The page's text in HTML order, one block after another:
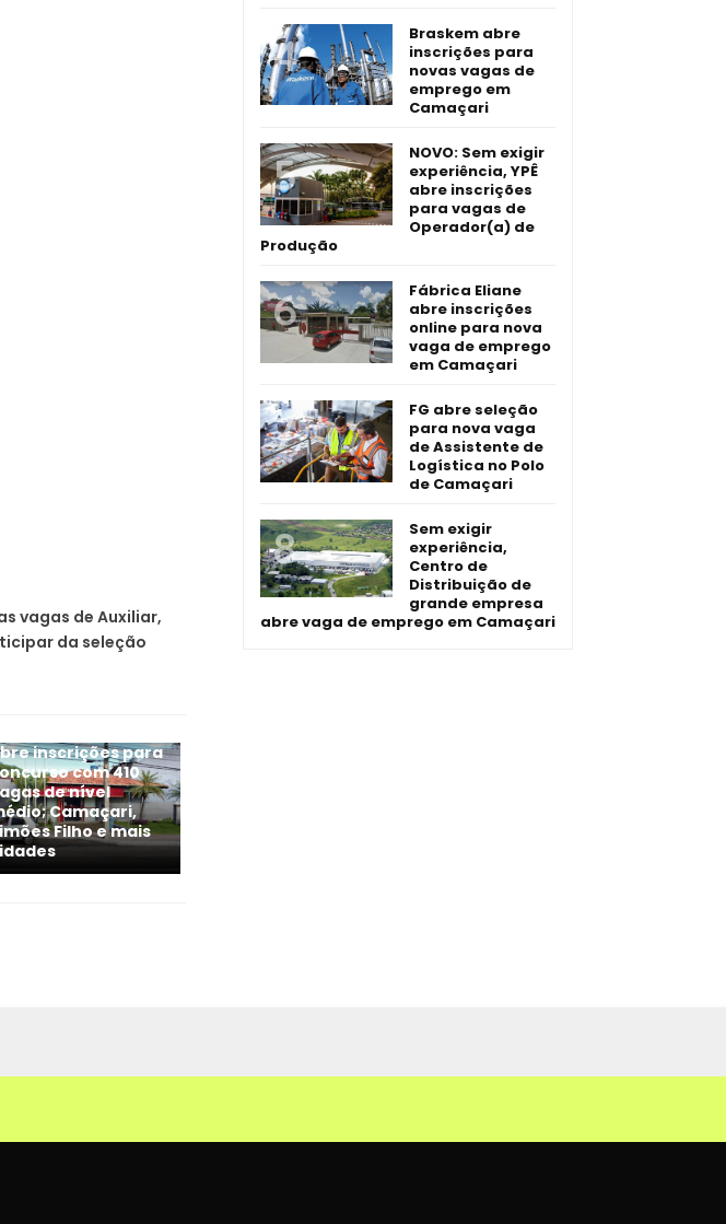
vagas de Auxiliar,
da seleção
inscrições para
com 410
de nível
Camaçari,
Filho e mais
Braskem abre
inscrições para
novas vagas de
emprego em
Camaçari
NOVO: Sem exigir
experiência, YPÊ
abre inscrições
para vagas de
Operador(a) de
Produção
Fábrica Eliane
abre inscrições
online para nova
vaga de emprego
em Camaçari
FG abre seleção
para nova vaga
de Assistente de
Logística no Polo
de Camaçari
Sem exigir
experiência,
Centro de
Distribuição de
grande empresa
abre vaga de emprego em Camaçari